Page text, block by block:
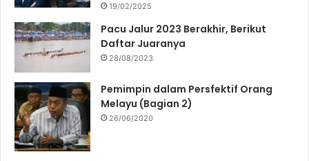
19/02/2025
Pacu Jalur 2023 Berakhir, Berikut
Daftar Juaranya
28/08/2023
Pemimpin dalam Persfektif Orang
Melayu (Bagian 2)
26/06/2020